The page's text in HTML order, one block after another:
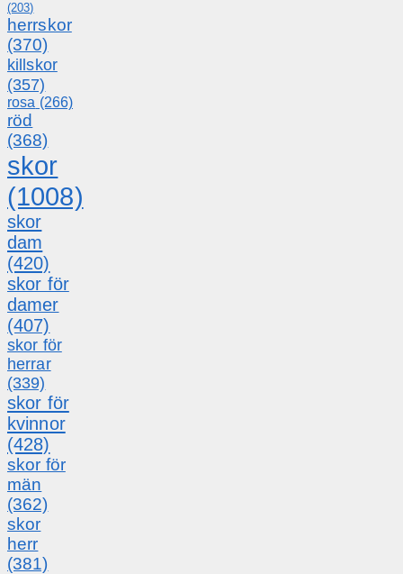
(203)
herrskor
(370)
killskor
(357)
rosa (266)
röd
(368)
skor
(1008)
skor
dam
(420)
skor för
damer
(407)
skor för
herrar
(339)
skor för
kvinnor
(428)
skor för
män
(362)
skor
herr
(381)